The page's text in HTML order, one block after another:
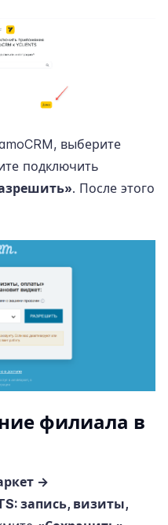
выберите
подключить
. После этого
филиала в
→
запись, визиты,